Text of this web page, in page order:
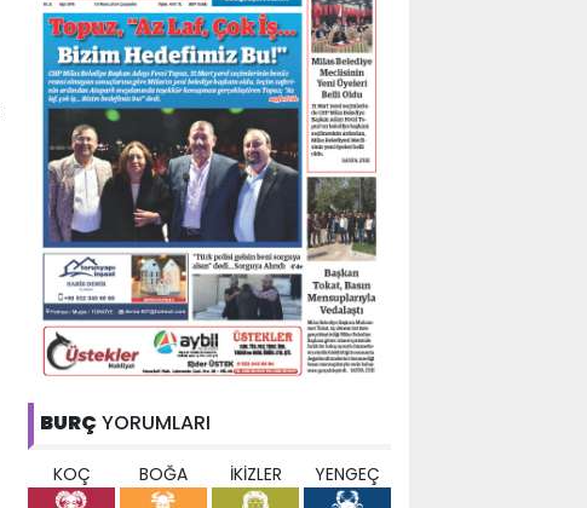
BURÇ YORUMLARI
KOÇ BOĞA İKİZLER YENGEÇ